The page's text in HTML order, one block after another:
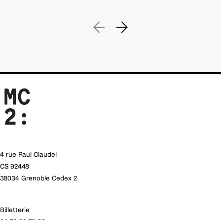
4 rue Paul Claudel
CS 92448
38034 Grenoble Cedex 2
Billetterie